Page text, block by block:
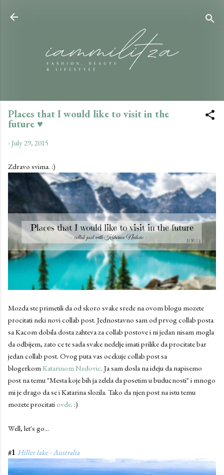
Places that I would like to visit in the
future ♥
-July 29, 2015
Zdravo svima. :)
Mozda ste primetili da od skoro svake srede na ovom blogu mozete
procitati neki novi collab post. Jednostavno sam od prvog collab posta
sa Kacom dobila dosta zahteva za collab postove i ni jedan nisam mogla
da odbijem, zato ce te sada svake nedelje imati prilike da procitate bar
jedan collab post. Ovog puta vas ocekuje collab post sa
blogerkomKatarinom Nedovic. Ja sam dosla na ideju da napisemo
post na temu "Mesta koje bih ja zelela da posetim u buducnosti" i mnogo
mi je drago da se i Katarina slozila. Tako da njen post na istu temu
mozete procitati ovde. :)
Well, let's go...
#1 Hiller lake - Australia